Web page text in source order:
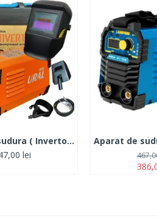
Aparat de sudura ( Invertor ) URAL/ALTAI MMA 325DK, 320Ah+Masca Automata, Accesorii Incluse,Cutie de Transport, Cabluri 3M
lei